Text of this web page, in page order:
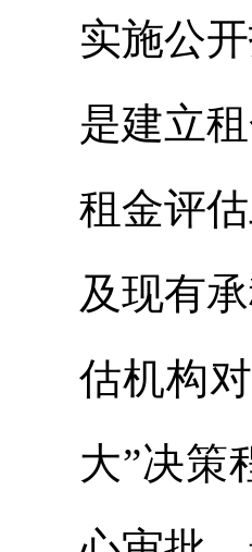
实施公
是建立
租金评
及现有
估机构
大”决策